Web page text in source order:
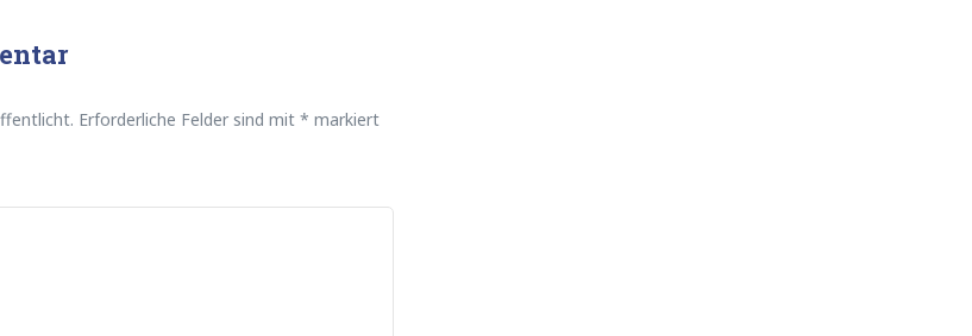
Erforderliche Felder sind mit * markiert